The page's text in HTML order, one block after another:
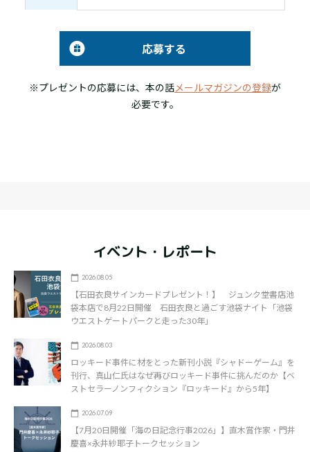
応募する
※プレゼントの応募には、本の話メールマガジンの登録が
必要です。
イベント・レポート
2026.08.05
【石田衣良サインカードプレゼント！】 ジュンク堂書店池
袋本店で8月22日開催 石田衣良と過ごす池袋ナイト「池袋
ウエストゲートパークと走った30年」
2026.08.03
ロッキード事件に材をとった新刊小説『シャドーゲーム』を
刊行、真山仁氏はなぜ再びロッキード事件に挑んだのか【ベ
ストセラーノンフィクション『ロッキード』から5年】
2026.07.09
【7月20日開催「海の日記念行事2026」】直木賞作家・門井
慶喜×永井紗耶子トークセッション